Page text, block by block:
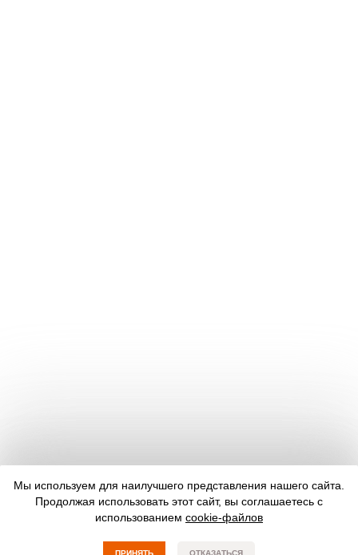
Мы используем для наилучшего представления нашего сайта.
Продолжая использовать этот сайт, вы соглашаетесь с
использованием cookie-файлов
ПРИНЯТЬ ОТКАЗАТЬСЯ